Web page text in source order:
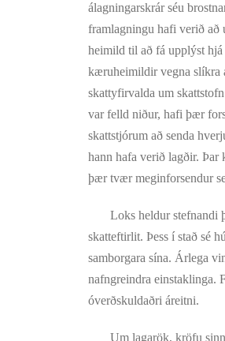
álagningarskrár séu
framlagningu hafi verið að
heimild til að fá upplýst
kæruheimildir vegna slíkra
skattyfirvalda um
var felld niður, hafi þær
skattstjórum að senda
hann hafa verið lagðir. Þar
þær tvær meginforsendur
Loks heldur stefnandi
skatteftirlit. Þess í stað sé
samborgara sína. Árlega
nafngreindra einstaklinga.
óverðskuldaðri áreitni.
Um lagarök, kröfu sinni